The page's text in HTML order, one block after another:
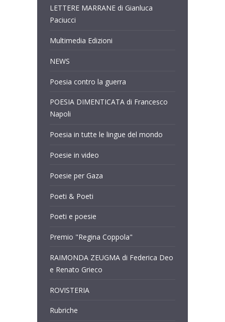
LETTERE MARRANE di Gianluca
Paciucci
Multimedia Edizioni
NEWS
Poesia contro la guerra
POESIA DIMENTICATA di Francesco
Napoli
Poesia in tutte le lingue del mondo
Poesie in video
Poesie per Gaza
Poeti & Poeti
Poeti e poesie
Premio "Regina Coppola"
RAIMONDA ZEUGMA di Federica Deo
e Renato Grieco
ROVISTERIA
Rubriche